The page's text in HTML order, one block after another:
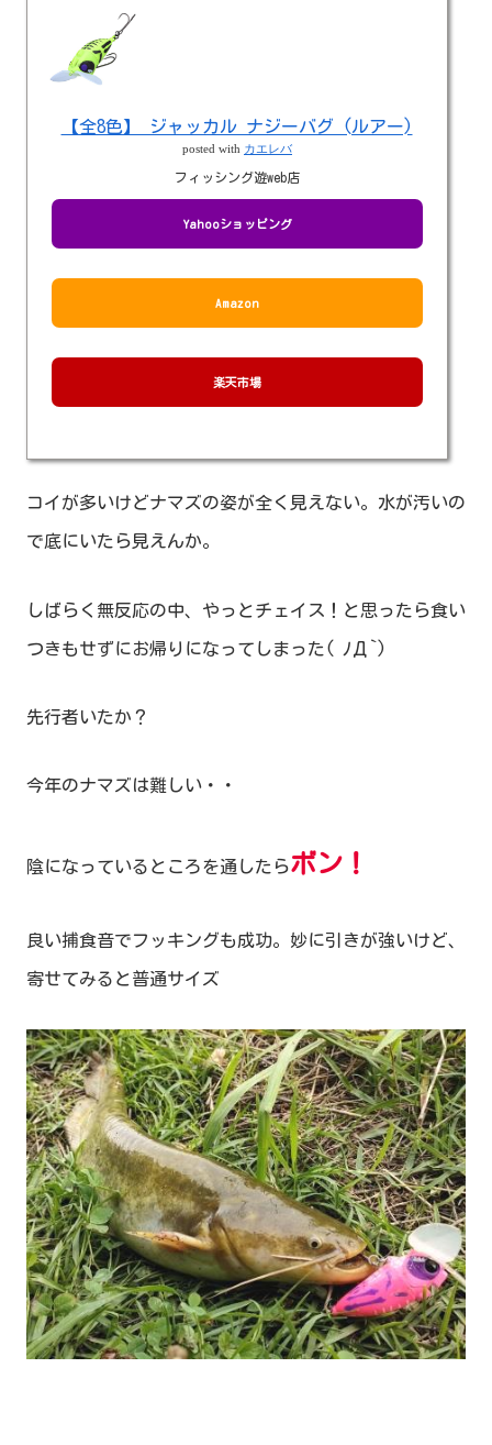
【全8色】 ジャッカル ナジーバグ (ルアー)
posted with カエレバ
フィッシング遊web店
Yahooショッピング
Amazon
楽天市場
コイが多いけどナマズの姿が全く見えない。水が汚いの
で底にいたら見えんか。
しばらく無反応の中、やっとチェイス！と思ったら食い
つきもせずにお帰りになってしまった( ﾉД`)
先行者いたか？
今年のナマズは難しい・・
陰になっているところを通したらボン ！
良い捕食音でフッキングも成功。妙に引きが強いけど、
寄せてみると普通サイズ